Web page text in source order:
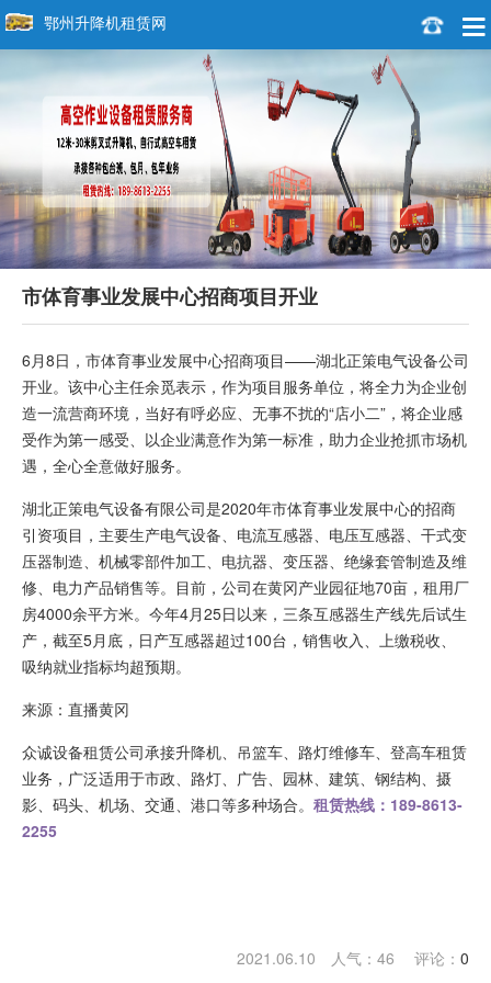
鄂州升降机租赁网
市体育事业发展中心招商项目开业
6月8日，市体育事业发展中心招商项目——湖北正策电气设备公司
开业。该中心主任余觅表示，作为项目服务单位，将全力为企业创
造一流营商环境，当好有呼必应、无事不扰的“店小二”，将企业感
受作为第一感受、以企业满意作为第一标准，助力企业抢抓市场机
遇，全心全意做好服务。
湖北正策电气设备有限公司是2020年市体育事业发展中心的招商
引资项目，主要生产电气设备、电流互感器、电压互感器、干式变
压器制造、机械零部件加工、电抗器、变压器、绝缘套管制造及维
修、电力产品销售等。目前，公司在黄冈产业园征地70亩，租用厂
房4000余平方米。今年4月25日以来，三条互感器生产线先后试生
产，截至5月底，日产互感器超过100台，销售收入、上缴税收、
吸纳就业指标均超预期。
来源：直播黄冈
众诚设备租赁公司承接升降机、吊篮车、路灯维修车、登高车租赁
业务，广泛适用于市政、路灯、广告、园林、建筑、钢结构、摄
影、码头、机场、交通、港口等多种场合。 租赁热线：189-8613-
2255
2021.06.10 人气： 46 评论： 0